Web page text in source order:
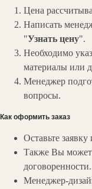
Цена
Написать
"Узнать цену".
Необходимо
материалы или
Менеджер
вопросы.
Как оформить заказ
Оставьте
Также Вы
договоренности.
Менеджер-